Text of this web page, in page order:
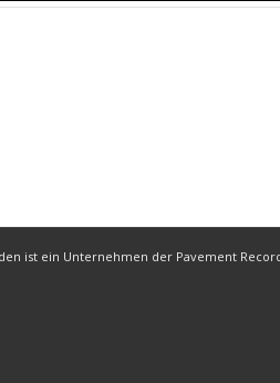
ist ein Unternehmen der Pavement